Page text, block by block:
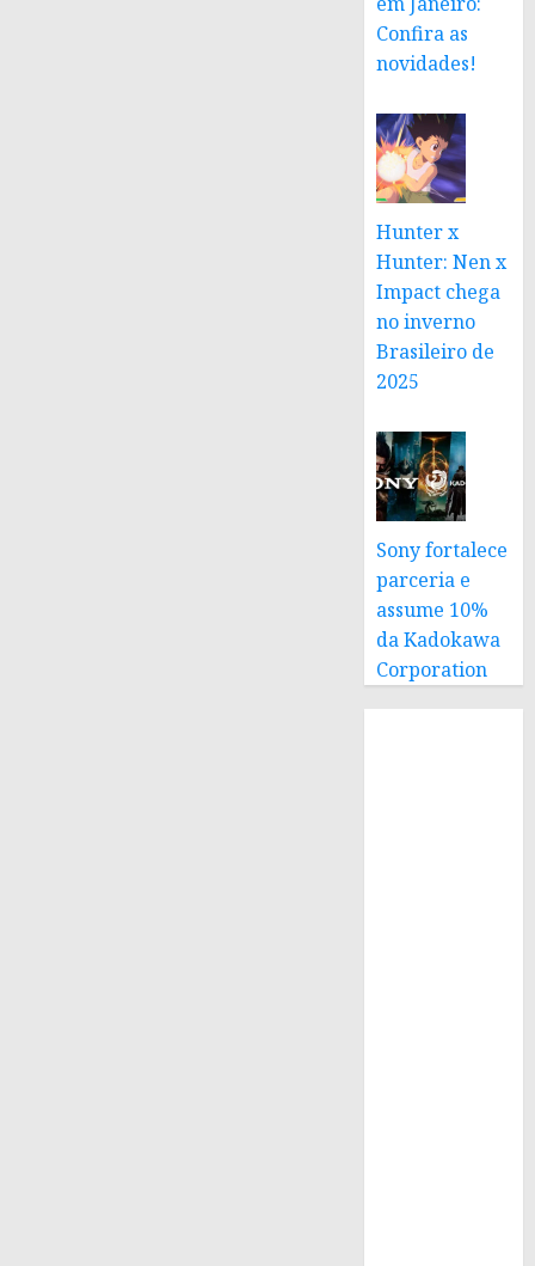
Confira as
novidades!
Hunter x
Hunter: Nen x
Impact chega
no inverno
Brasileiro de
2025
Sony fortalece
parceria e
assume 10%
da Kadokawa
Corporation